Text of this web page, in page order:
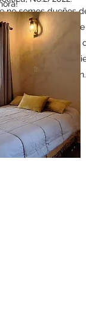
no somos dueños
que somos parte de
del ecocidio
es una
esta protección.